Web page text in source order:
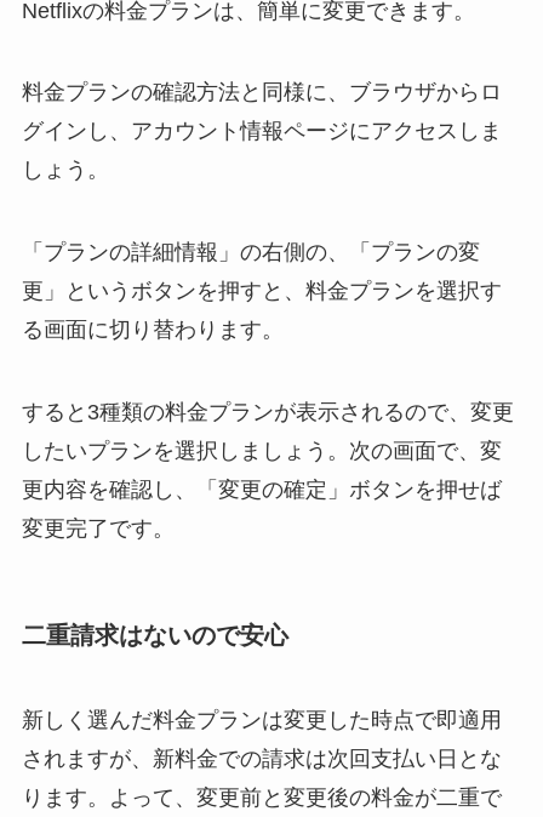
Netflixの料金プランは、簡単に変更できます。
料金プランの確認方法と同様に、ブラウザからロ
グインし、アカウント情報ページにアクセスしま
しょう。
「プランの詳細情報」の右側の、「プランの変
更」というボタンを押すと、料金プランを選択す
る画面に切り替わります。
すると3種類の料金プランが表示されるので、変更
したいプランを選択しましょう。次の画面で、変
更内容を確認し、「変更の確定」ボタンを押せば
変更完了です。
二重請求はないので安心
新しく選んだ料金プランは変更した時点で即適用
されますが、新料金での請求は次回支払い日とな
ります。よって、変更前と変更後の料金が二重で